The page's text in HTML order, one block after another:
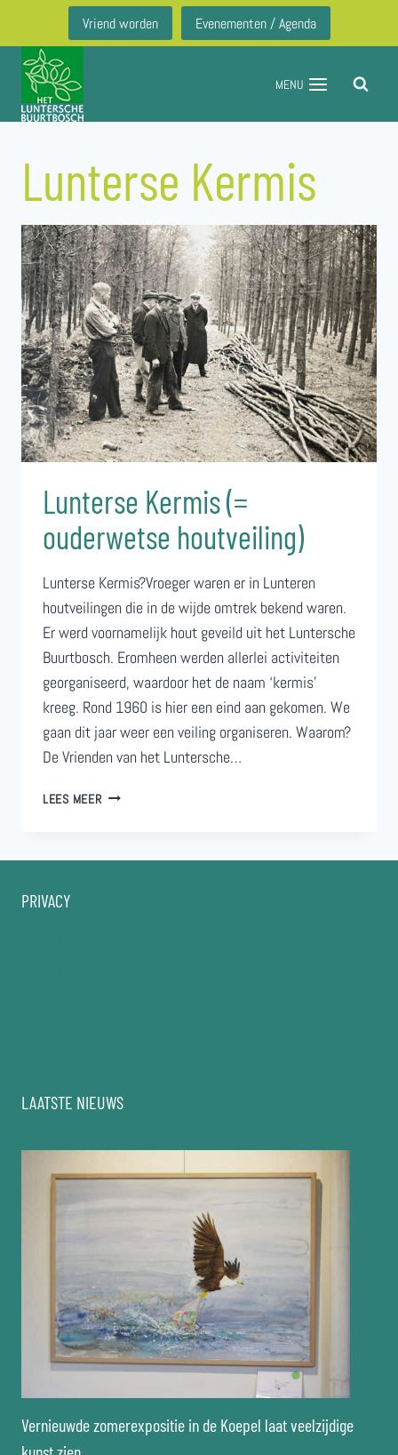
inhoud
Vriend worden Evenementen / Agenda
MENU
Lunterse Kermis
Lunterse Kermis (=
ouderwetse houtveiling)
Lunterse Kermis?Vroeger waren er in Lunteren
houtveilingen die in de wijde omtrek bekend waren.
Er werd voornamelijk hout geveild uit het Luntersche
Buurtbosch. Eromheen werden allerlei activiteiten
georganiseerd, waardoor het de naam ‘kermis’
kreeg. Rond 1960 is hier een eind aan gekomen. We
gaan dit jaar weer een veiling organiseren. Waarom?
De Vrienden van het Luntersche…
LEES MEERLUNTERSE
PRIVACY
LAATSTE NIEUWS
Vernieuwde zomerexpositie in de Koepel laat veelzijdige